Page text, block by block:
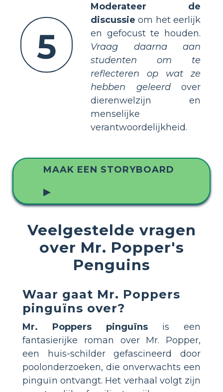
5
Moderateer de
discussie om het eerlijk
en gefocust te houden.
Vraag daarna aan
studenten om te
reflecteren op wat ze
hebben geleerdover
dierenwelzijn en
menselijke
verantwoordelijkheid.
MAAK EEN STORYBOARD
▶
Veelgestelde vragen
over Mr. Popper's
Penguins
Waar gaat Mr. Poppers
pinguïns over?
Mr. Poppers pinguïns is een
fantasierijke roman over Mr. Popper,
een huis-schilder gefascineerd door
poolonderzoeken, die onverwachts een
pinguïn ontvangt. Het verhaal volgt zijn